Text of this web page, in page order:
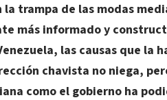
trampa de las modas
más informado y
las causas que la
chavista no niega,
como el gobierno ha